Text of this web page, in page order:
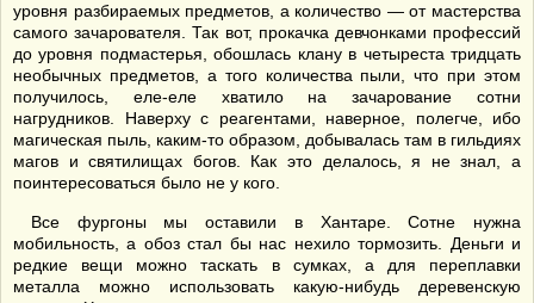
уровня разбираемых предметов, а количество — от мастерства
самого зачарователя. Так вот, прокачка девчонками профессий
до уровня подмастерья, обошлась клану в четыреста тридцать
необычных предметов, а того количества пыли, что при этом
получилось, еле-еле хватило на зачарование сотни
нагрудников. Наверху с реагентами, наверное, полегче, ибо
магическая пыль, каким-то образом, добывалась там в гильдиях
магов и святилищах богов. Как это делалось, я не знал, а
поинтересоваться было не у кого.
Все фургоны мы оставили в Хантаре. Сотне нужна
мобильность, а обоз стал бы нас нехило тормозить. Деньги и
редкие вещи можно таскать в сумках, а для переплавки
металла можно использовать какую-нибудь деревенскую